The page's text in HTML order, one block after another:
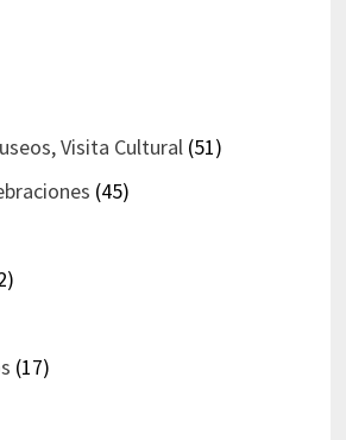
Visita Cultural(51)
(45)
(17)